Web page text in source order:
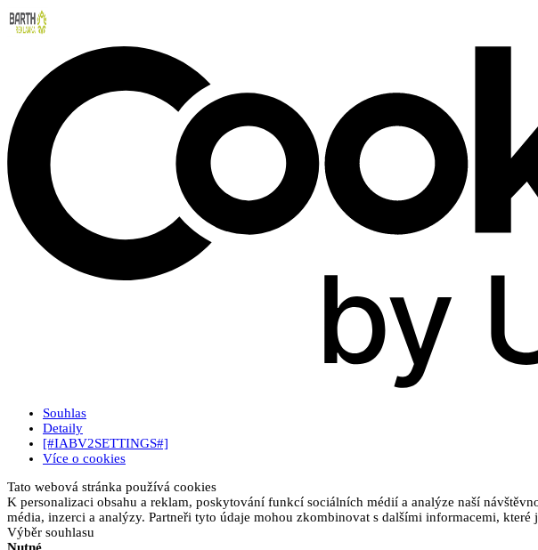
Souhlas
Detaily
[#IABV2SETTINGS#]
Více o cookies
Tato webová stránka používá cookies
K personalizaci obsahu a reklam, poskytování funkcí sociálních médií a analýze naší
média, inzerci a analýzy. Partneři tyto údaje mohou zkombinovat s dalšími informacemi,
Výběr souhlasu
Nutné